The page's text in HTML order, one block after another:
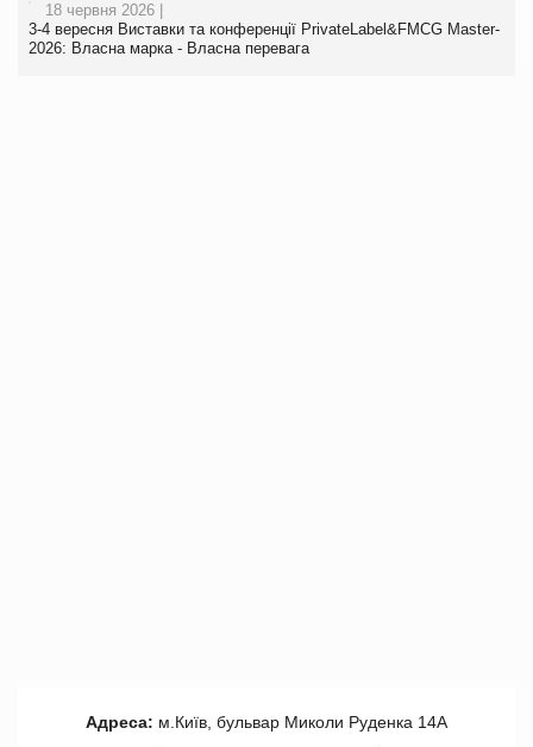
18 червня 2026 |
3-4 вересня Виставки та конференції PrivateLabel&FMCG Master-
2026: Власна марка - Власна перевага
Адреса: м.Київ, бульвар Миколи Руденка 14А